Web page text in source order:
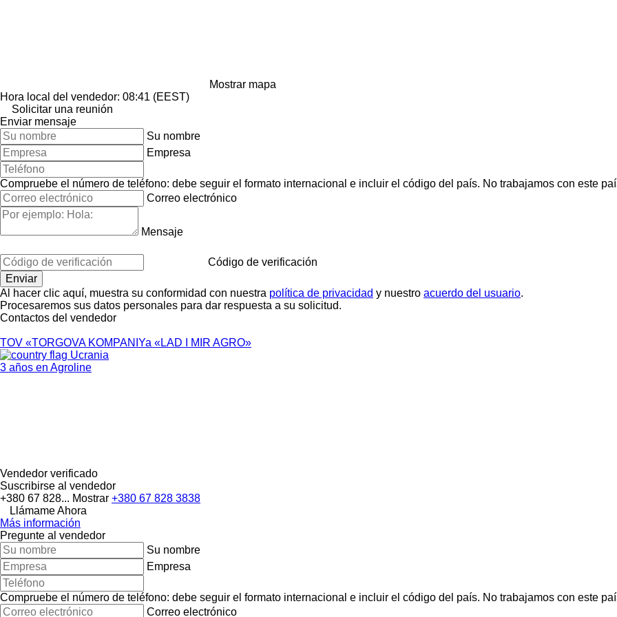
Mostrar mapa
Hora local del vendedor: 08:41 (EEST)
Solicitar una reunión
Enviar mensaje
Su nombre
Empresa
Compruebe el número de teléfono: debe seguir el formato internacional e incluir el código del país. No trabajamos con este
Correo electrónico
Mensaje
Código de verificación
Al hacer clic aquí, muestra su conformidad con nuestra política de privacidad y nuestro acuerdo del usuario.
Procesaremos sus datos personales para dar respuesta a su solicitud.
Contactos del vendedor
TOV «TORGOVA KOMPANIYa «LAD I MIR AGRO»
Ucrania
3 años en Agroline
Vendedor verificado
Suscribirse al vendedor
+380 67 828... Mostrar +380 67 828 3838
Llámame Ahora
Más información
Pregunte al vendedor
Su nombre
Empresa
Compruebe el número de teléfono: debe seguir el formato internacional e incluir el código del país. No trabajamos con este
Correo electrónico